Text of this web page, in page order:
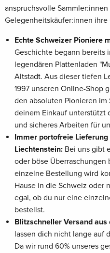
anspruchsvolle Sammler:innen
Gelegenheitskäufer:innen ihre
Echte Schweizer Pioniere
Geschichte begann bereits
legendären Plattenladen
Altstadt. Aus dieser tiefen
1997 unseren Online-Shop
den absoluten Pionieren
deinem Einkauf unterstützt
und sicheres Arbeiten für
Immer portofreie
Liechtenstein: Bei uns gibt
oder böse
einzelne Bestellung wird
Hause in die Schweiz oder
egal, ob du nur eine
bestellst.
Blitzschneller Versand aus
lassen dich nicht lange auf
Da wir rund 60% unseres